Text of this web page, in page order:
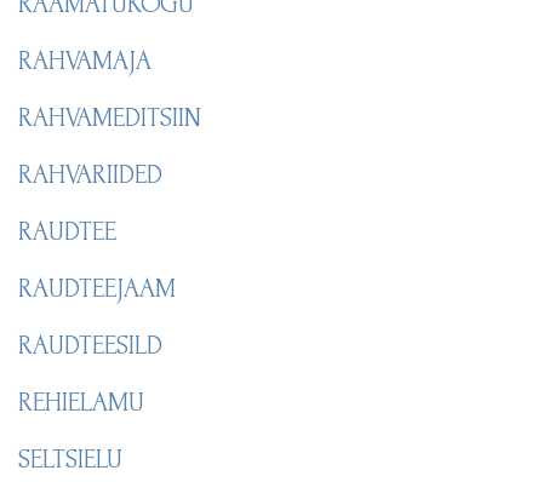
RAHVAMAJA
RAHVAMEDITSIIN
RAHVARIIDED
RAUDTEE
RAUDTEEJAAM
RAUDTEESILD
REHIELAMU
SELTSIELU